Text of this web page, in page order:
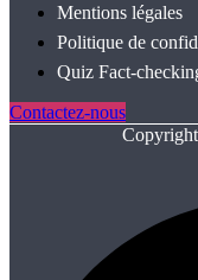
Mentions légales
Politique de
Quiz
Contactez-nous